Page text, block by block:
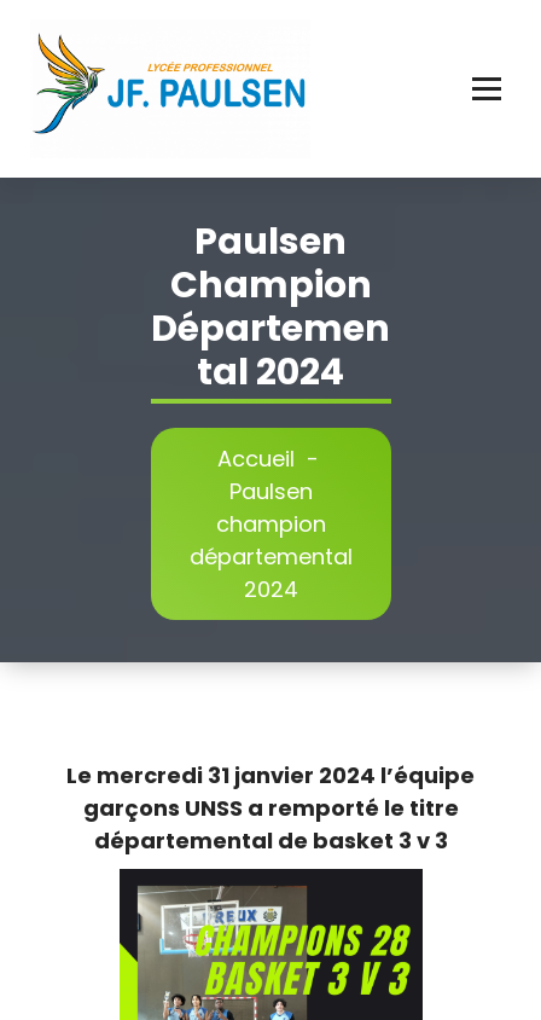
contenu
Paulsen
Champion
Départemen
Tal 2024
Accueil -
Paulsen
champion
départemental
2024
Le mercredi 31 janvier 2024 l’équipe
garçons UNSS a remporté le titre
départemental de basket 3 v 3